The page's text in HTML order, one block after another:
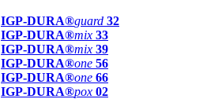
IGP-DURA®guard 32
IGP-DURA®mix 33
IGP-DURA®mix 39
IGP-DURA®one 56
IGP-DURA®one 66
IGP-DURA®pox 02